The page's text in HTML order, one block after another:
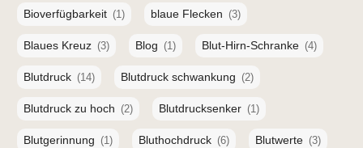
Bioverfügbarkeit (1) blaue Flecken (3)
Blaues Kreuz (3) Blog (1) Blut-Hirn-Schranke (4)
Blutdruck (14) Blutdruck schwankung (2)
Blutdruck zu hoch (2) Blutdrucksenker (1)
Blutgerinnung (1) Bluthochdruck (6) Blutwerte (3)